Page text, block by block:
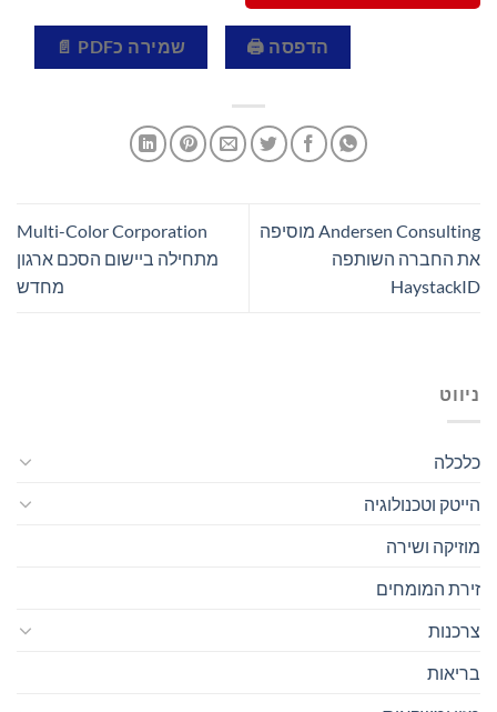
הדפסה 🖨 שמירה כPDF 📄
Andersen Consulting מוסיפה
את החברה השותפה
HaystackID
Multi-Color Corporation
מתחילה ביישום הסכם ארגון
מחדש
ניווט
כלכלה
הייטק וטכנולוגיה
מוזיקה ושירה
זירת המומחים
צרכנות
בריאות